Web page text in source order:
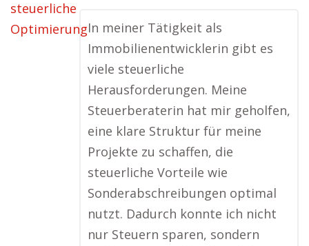
In meiner Tätigkeit als
Immobilienentwicklerin gibt es
viele steuerliche
Herausforderungen. Meine
Steuerberaterin hat mir geholfen,
eine klare Struktur für meine
Projekte zu schaffen, die
steuerliche Vorteile wie
Sonderabschreibungen optimal
nutzt. Dadurch konnte ich nicht
nur Steuern sparen, sondern